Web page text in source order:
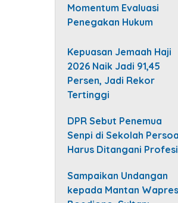
Momentum Evaluasi
Penegakan Hukum
Kepuasan Jemaah Haji
2026 Naik Jadi 91,45
Persen, Jadi Rekor
Tertinggi
DPR Sebut Penemua
Senpi di Sekolah
Harus Ditangani
Sampaikan Undangan
kepada Mantan Wapres